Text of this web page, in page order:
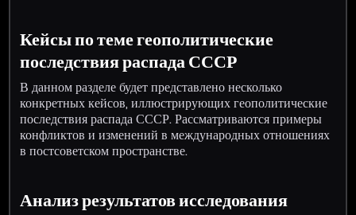
Кейсы по теме геополитические
последствия распада СССР
В данном разделе будет представлено несколько
конкретных кейсов, иллюстрирующих геополитические
последствия распада СССР. Рассматриваются примеры
конфликтов и изменений в международных отношениях
в постсоветском пространстве.
Анализ результатов исследования